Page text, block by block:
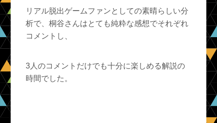
リアル脱出ゲームファンとしての素晴らしい分
析で、桐谷さんはとても純粋な感想でそれぞれ
コメントし、
3人のコメントだけでも十分に楽しめる解説の
時間でした。